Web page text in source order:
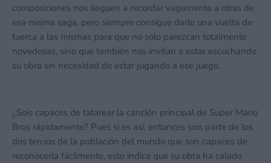
composiciones nos lleguen a recordar vagamente a otras de
esa misma saga, pero siempre consigue darle una vuelta de
tuerca a las mismas para que no solo parezcan totalmente
novedosas, sino que también nos invitan a estar escuchando
su obra sin necesidad de estar jugando a ese juego.
¿Sois capaces de tatarear la canción principal de Super Mario
Bros rápidamente? Pues si es así, entonces sois parte de los
dos tercios de la población del mundo que son capaces de
reconocerla fácilmente, esto indica que su obra ha calado